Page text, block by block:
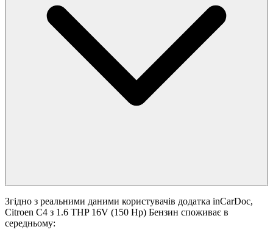
Згідно з реальними даними користувачів додатка inCarDoc,
Citroen C4 з 1.6 THP 16V (150 Hp) Бензин споживає в
середньому: